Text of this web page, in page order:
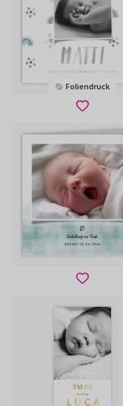
Foliendruck